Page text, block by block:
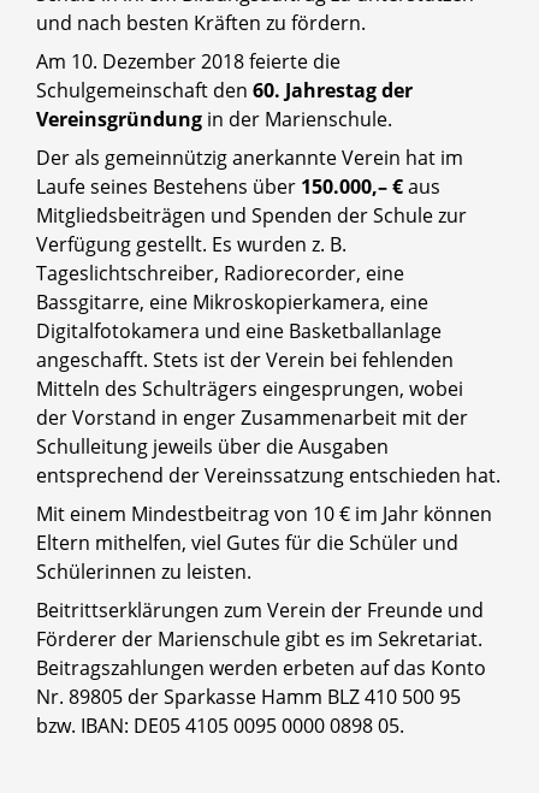
und nach besten Kräften zu fördern.
Am 10. Dezember 2018 feierte die
Schulgemeinschaft den 60. Jahrestag der
Vereinsgründung in der Marienschule.
Der als gemeinnützig anerkannte Verein hat im
Laufe seines Bestehens über 150.000,– €aus
Mitgliedsbeiträgen und Spenden der Schule zur
Verfügung gestellt. Es wurden z. B.
Tageslichtschreiber, Radiorecorder, eine
Bassgitarre, eine Mikroskopierkamera, eine
Digitalfotokamera und eine Basketballanlage
angeschafft. Stets ist der Verein bei fehlenden
Mitteln des Schulträgers eingesprungen, wobei
der Vorstand in enger Zusammenarbeit mit der
Schulleitung jeweils über die Ausgaben
entsprechend der Vereinssatzung entschieden hat.
Mit einem Mindestbeitrag von 10 € im Jahr können
Eltern mithelfen, viel Gutes für die Schüler und
Schülerinnen zu leisten.
Beitrittserklärungen zum Verein der Freunde und
Förderer der Marienschule gibt es im Sekretariat.
Beitragszahlungen werden erbeten auf das Konto
Nr. 89805 der Sparkasse Hamm BLZ 410 500 95
bzw. IBAN: DE05 4105 0095 0000 0898 05.